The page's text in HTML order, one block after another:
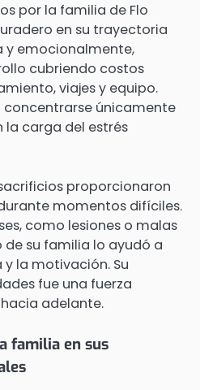
por la familia de Flo
en su trayectoria
y emocionalmente,
cubriendo costos
viajes y equipo.
concentrarse únicamente
la carga del estrés
proporcionaron
momentos difíciles.
como lesiones o malas
su familia lo ayudó a
la motivación. Su
fue una fuerza
adelante.
familia en sus